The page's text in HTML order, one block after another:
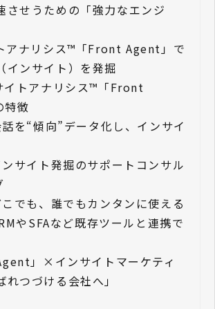
させうための「強力なエンジ
アナリシス™「Front Agent」で
インサイト）を発掘
イトアナリシス™「Front
特徴
話を“傾向”データ化し、インサイ
ンサイト発掘のサポートコンサル
こでも、誰でもカンタンに使える
やSFAなど既存ツールと連携で
」×インサイトマーケティ
れつづける会社へ」